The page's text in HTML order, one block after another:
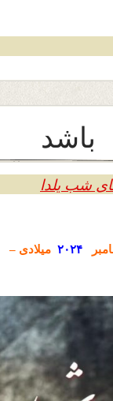
شب یلدا
۲۰۲۴ میلادی –